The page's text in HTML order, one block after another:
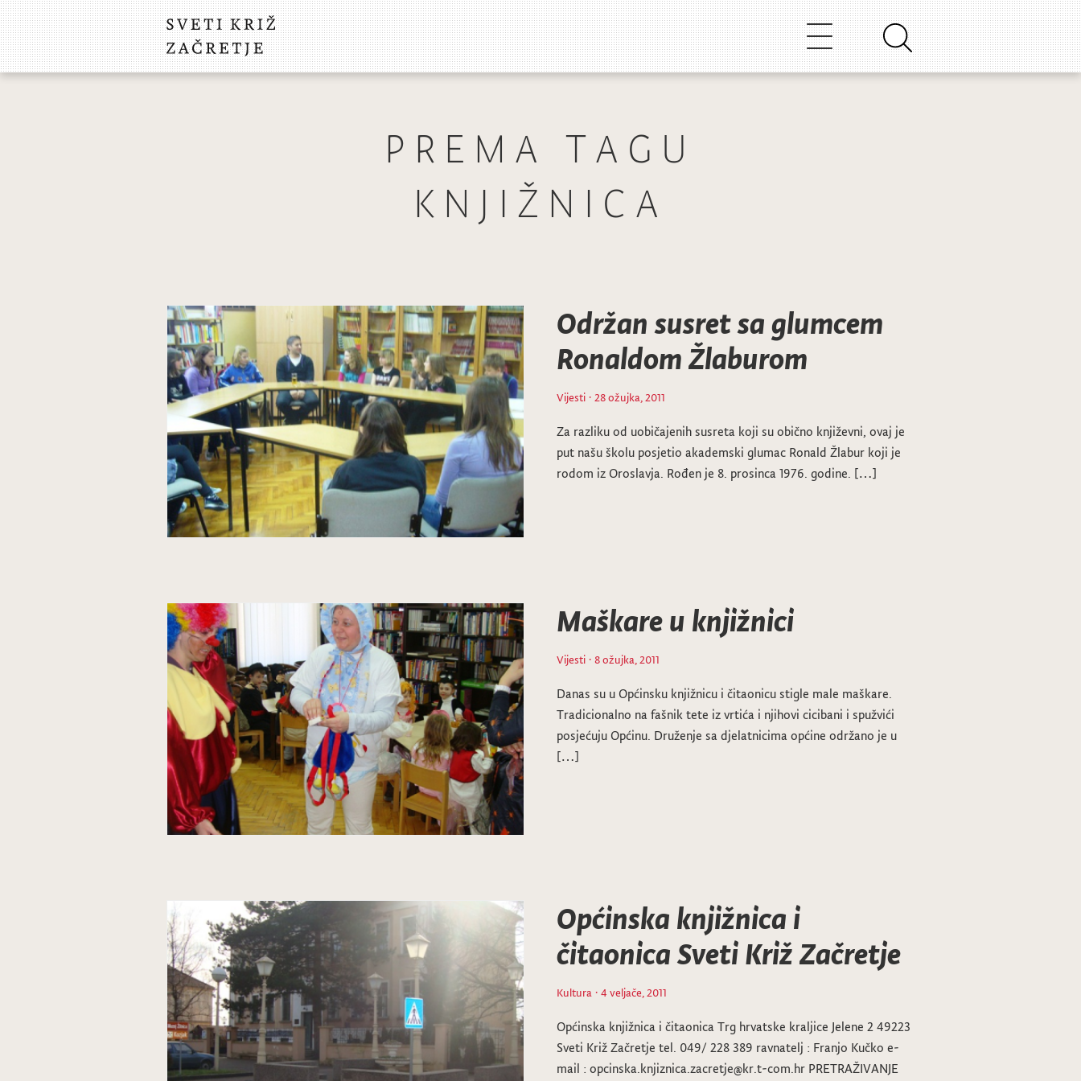
PREMA TAGU
KNJIŽNICA
Održan susret sa glumcem
Ronaldom Žlaburom
Vijesti · 28 ožujka, 2011
Za razliku od uobičajenih susreta koji su obično književni, ovaj je
put našu školu posjetio akademski glumac Ronald Žlabur koji je
rodom iz Oroslavja. Rođen je 8. prosinca 1976. godine. […]
Maškare u knjižnici
Vijesti · 8 ožujka, 2011
Danas su u Općinsku knjižnicu i čitaonicu stigle male maškare.
Tradicionalno na fašnik tete iz vrtića i njihovi cicibani i spužvići
posjećuju Općinu. Druženje sa djelatnicima općine održano je u
[…]
Općinska knjižnica i
čitaonica Sveti Križ Začretje
Kultura · 4 veljače, 2011
Općinska knjižnica i čitaonica Trg hrvatske kraljice Jelene 2 49223
Sveti Križ Začretje tel. 049/ 228 389 ravnatelj : Franjo Kučko e-
mail : opcinska.knjiznica.zacretje@kr.t-com.hr PRETRAŽIVANJE